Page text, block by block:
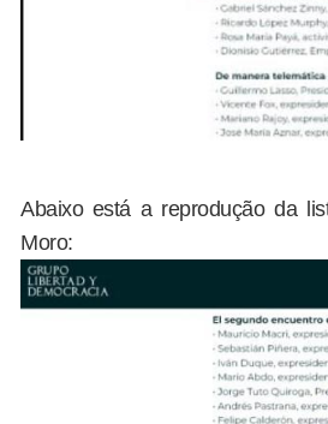
Abaixo está a reprodução da
Moro: